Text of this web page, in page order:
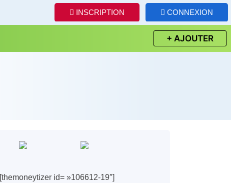
INSCRIPTION CONNEXION
+ AJOUTER
[themoneytizer id= »106612-19″]